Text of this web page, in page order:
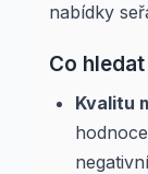
nabídky
Co
Kvalitu